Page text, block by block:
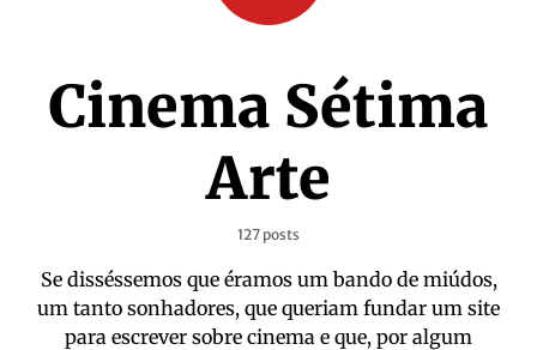
Cinema Sétima
Arte
127 posts
Se disséssemos que éramos um bando de miúdos,
um tanto sonhadores, que queriam fundar um site
para escrever sobre cinema e que, por algum